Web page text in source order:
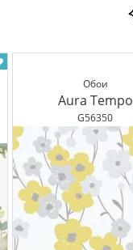
Обои
Aura Tempo
G56350